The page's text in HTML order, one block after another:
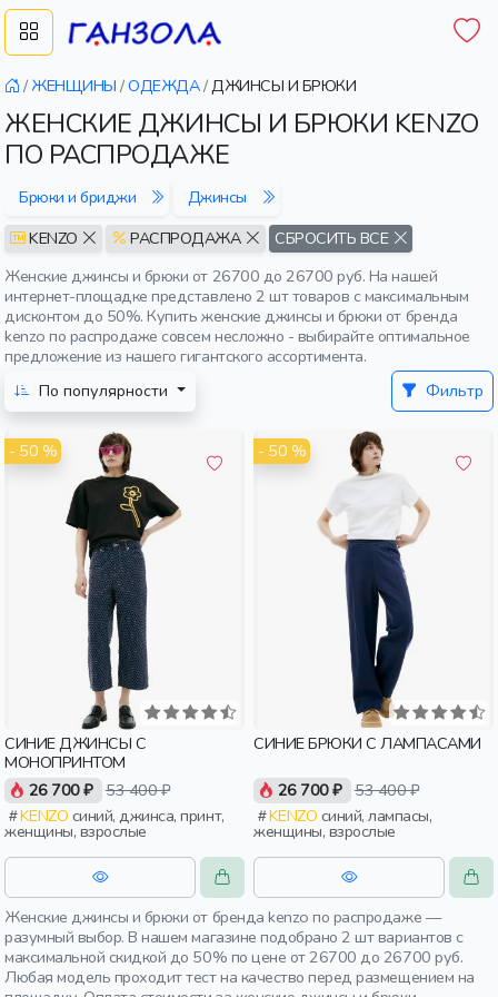
/ ЖЕНЩИНЫ /ОДЕЖДА/ДЖИНСЫ И БРЮКИ
ЖЕНСКИЕ ДЖИНСЫ И БРЮКИ KENZO
ПО РАСПРОДАЖЕ
Брюки и бриджи
Джинсы
KENZO
РАСПРОДАЖА
СБРОСИТЬ ВСЕ
Женские джинсы и брюки от 26700 до 26700 руб. На нашей
интернет-площадке представлено 2 шт товаров с максимальным
дисконтом до 50%. Купить женские джинсы и брюки от бренда
kenzo по распродаже совсем несложно - выбирайте оптимальное
предложение из нашего гигантского ассортимента.
По популярности
Фильтр
- 50 %
СИНИЕ ДЖИНСЫ С
МОНОПРИНТОМ
26 700 ₽ 53 400 ₽
KENZO
женщины, взрослые
- 50 %
СИНИЕ БРЮКИ С ЛАМПАСАМИ
26 700 ₽ 53 400 ₽
KENZO
женщины, взрослые
Женские джинсы и брюки от бренда kenzo по распродаже —
разумный выбор. В нашем магазине подобрано 2 шт вариантов с
максимальной скидкой до 50% по цене от 26700 до 26700 руб.
Любая модель проходит тест на качество перед размещением на